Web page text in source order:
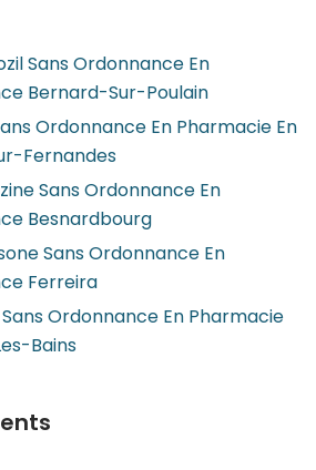
Sans Ordonnance En
Bernard-Sur-Poulain
Ordonnance En Pharmacie En
Fernandes
Sans Ordonnance En
Besnardbourg
Sans Ordonnance En
Ferreira
Ordonnance En Pharmacie
Bains